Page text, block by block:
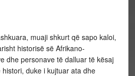
muaji shkurt që sapo kaloi,
historisë së Afrikano-
dhe personave të dalluar të kësaj
duke i kujtuar ata dhe